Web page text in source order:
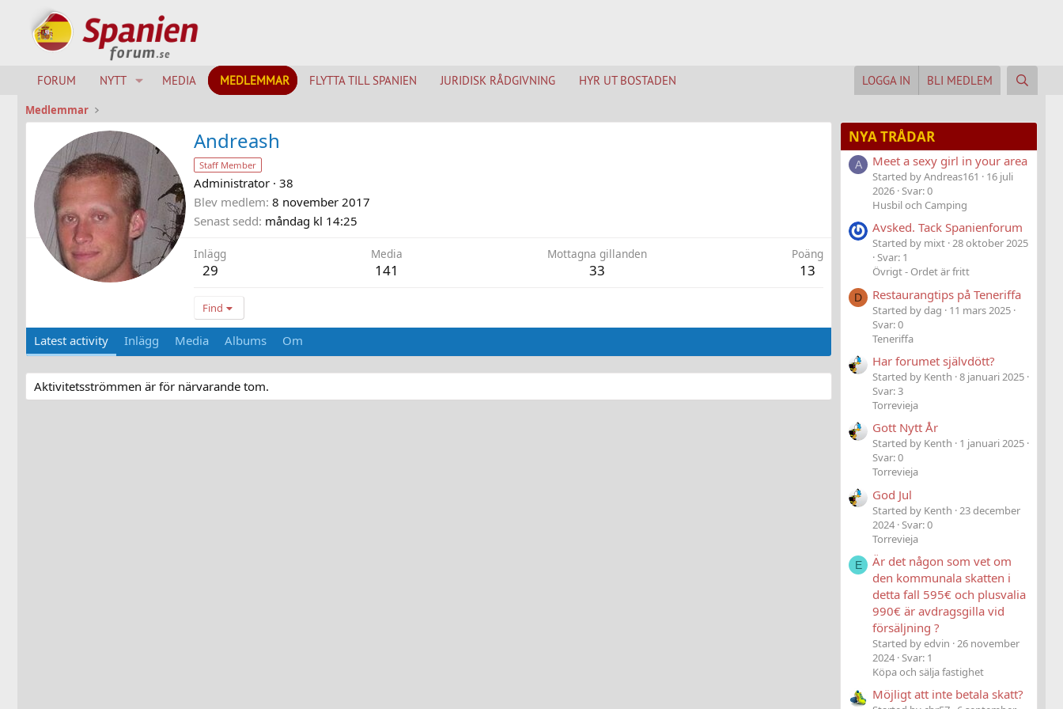
FORUM NYTT MEDIA MEDLEMMAR FLYTTA TILL SPANIEN JURIDISK RÅDGIVNING HYR UT BOSTADEN LOGGA IN BLI MEDLEM
Medlemmar
Andreash
Staff Member
Administrator · 38
Blev medlem 8 november 2017
Senast sedd måndag kl 14:25
Inlägg
29
Media
141
Mottagna gillanden
33
Poäng
13
Find
Latest activity Inlägg Media Albums Om
Aktivitetsströmmen är för närvarande tom.
NYA TRÅDAR
A Meet a sexy girl in your area
Started by Andreas161
16 juli
2026 Svar: 0
Husbil och Camping
Avsked. Tack Spanienforum
Started by mixt 28 oktober 2025
Svar: 1
Övrigt - Ordet är fritt
D Restaurangtips på Teneriffa
Started by dag
11 mars 2025
Svar: 0
Teneriffa
Har forumet självdött?
Started by Kenth 8 januari 2025
Svar: 3
Torrevieja
Gott Nytt År
Started by Kenth
1 januari 2025
Svar: 0
Torrevieja
God Jul
Started by Kenth 23 december
2024 Svar: 0
Torrevieja
E
Är det någon som vet om
den kommunala skatten i
detta fall 595€ och plusvalia
990€ är avdragsgilla vid
försäljning ?
Started by edvin 26 november
2024 Svar: 1
Köpa och sälja fastighet
Möjligt att inte betala skatt?